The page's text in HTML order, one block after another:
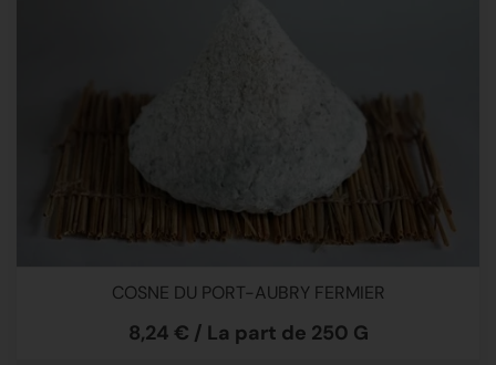
COSNE DU PORT-AUBRY FERMIER
8,24 € / La part de 250 G